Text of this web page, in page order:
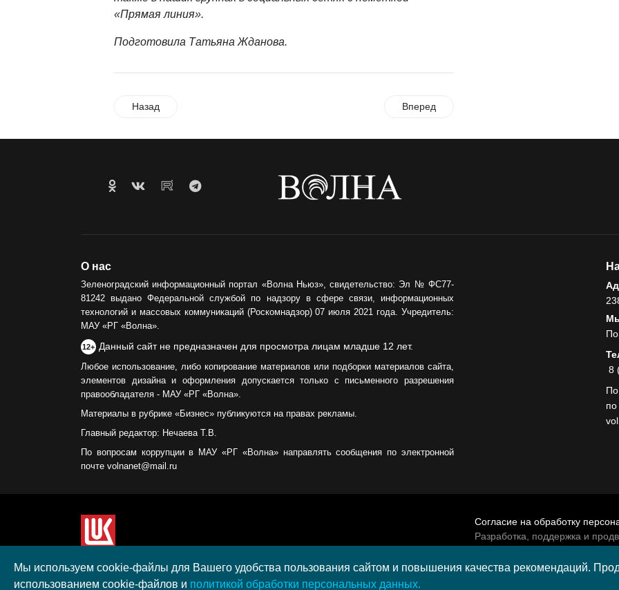
«Прямая линия».
Подготовила Татьяна Жданова.
Назад Вперед
О нас
Зеленоградский информационный портал «Волна Ньюз», свидетельство: Эл № ФС77-
81242 выдано Федеральной службой по надзору в сфере связи, информационных
технологий и массовых коммуникаций (Роскомнадзор) 07 июля 2021 года. Учредитель:
МАУ «РГ «Волна».
12+ Данный сайт не предназначен для просмотра лицам младше 12 лет.
Любое использование, либо копирование материалов или подборки материалов сайта,
элементов дизайна и оформления допускается только с письменного разрешения
правообладателя - МАУ «РГ «Волна».
Материалы в рубрике «Бизнес» публикуются на правах рекламы.
Главный редактор: Нечаева Т.В.
По вопросам коррупции в МАУ «РГ «Волна» направлять сообщения по электронной
почте volnanet@mail.ru
8
Сайт создан при поддержке ООО "ЛУКОЙЛ-КМН" на средства гранта,
полученного в рамках XIII Конкурса социальных и культурных проектов ПАО
Согласие на обработку
Разработка, поддержка и
Мы используем cookie-файлы для Вашего удобства пользования сайтом и повышения качества рекомендаций.
использованием cookie-файлов и политикой обработки персональных данных.